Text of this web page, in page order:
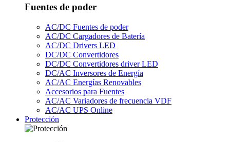
Fuentes de poder
AC/DC Fuentes de poder
AC/DC Cargadores de Batería
AC/DC Drivers LED
DC/DC Convertidores
DC/DC Convertidores driver LED
DC/AC Inversores de Energía
AC/AC Energías Renovables
Accesorios para Fuentes
AC/AC Variadores de frecuencia VDF
AC/AC UPS Online
Protección